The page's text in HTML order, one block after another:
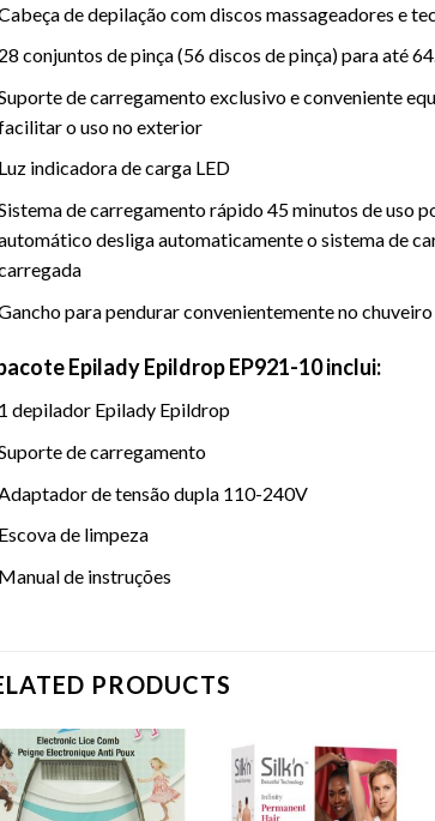
de depilação com discos massageadores e
conjuntos de pinça (56 discos de pinça) para até
de carregamento exclusivo e conveniente
o uso no exterior
indicadora de carga LED
de carregamento rápido 45 minutos de uso
desliga automaticamente o sistema de
para pendurar convenientemente no chuveiro
Epilady Epildrop EP921-10 inclui:
depilador Epilady Epildrop
de carregamento
de tensão dupla 110-240V
de limpeza
de instruções
PRODUCTS
Add to
Wishlist
Add to
Wishlist